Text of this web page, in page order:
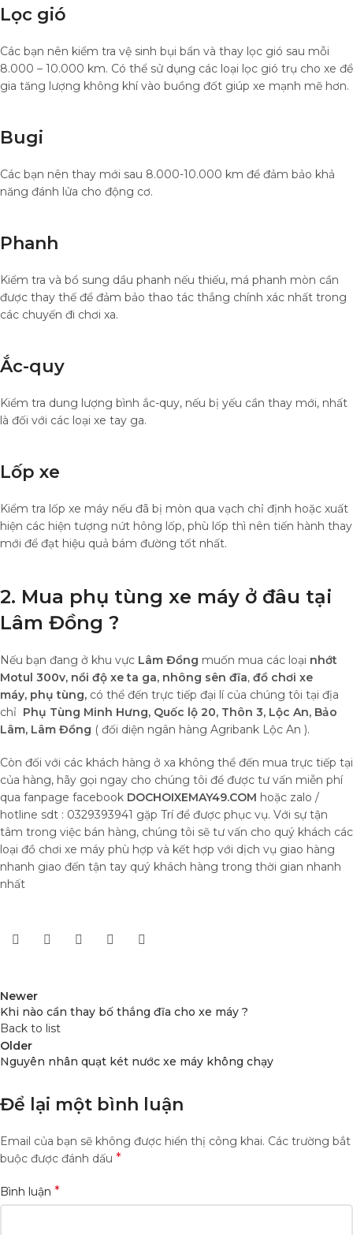
Lọc gió
Các bạn nên kiểm tra vệ sinh bụi bẩn và thay lọc gió sau mỗi
8.000 – 10.000 km. Có thể sử dụng các loại lọc gió trụ cho xe để
gia tăng lượng không khí vào buồng đốt giúp xe mạnh mẽ hơn.
Bugi
Các bạn nên thay mới sau 8.000-10.000 km để đảm bảo khả
năng đánh lửa cho động cơ.
Phanh
Kiểm tra và bổ sung dầu phanh nếu thiếu, má phanh mòn cần
được thay thế để đảm bảo thao tác thắng chính xác nhất trong
các chuyến đi chơi xa.
Ắc-quy
Kiểm tra dung lượng bình ắc-quy, nếu bị yếu cần thay mới, nhất
là đối với các loại xe tay ga.
Lốp xe
Kiểm tra lốp xe máy nếu đã bị mòn qua vạch chỉ định hoặc xuất
hiện các hiện tượng nứt hông lốp, phù lốp thì nên tiến hành thay
mới để đạt hiệu quả bám đường tốt nhất.
2. Mua phụ tùng xe máy ở đâu tại
Lâm Đồng ?
Nếu bạn đang ở khu vực Lâm Đồng muốn mua các loại nhớt
Motul 300v, nồi độ xe ta ga, nhông sên đĩa, đồ chơi xe
máy, phụ tùng, có thể đến trực tiếp đại lí của chúng tôi tại địa
chỉ Phụ Tùng Minh Hưng, Quốc lộ 20, Thôn 3, Lộc An, Bảo
Lâm, Lâm Đồng ( đối diện ngân hàng Agribank Lộc An ).
Còn đối với các khách hàng ở xa không thể đến mua trực tiếp tại
của hàng, hãy gọi ngay cho chúng tôi để được tư vấn miễn phí
qua fanpage facebook DOCHOIXEMAY49.COM hoặc zalo /
hotline sdt : 0329393941 gặp Trí để được phục vụ. Với sự tận
tâm trong việc bán hàng, chúng tôi sẽ tư vấn cho quý khách các
loại đồ chơi xe máy phù hợp và kết hợp với dịch vụ giao hàng
nhanh giao đến tận tay quý khách hàng trong thời gian nhanh
nhất
Newer
Khi nào cần thay bố thắng đĩa cho xe máy ?
Back to list
Older
Nguyên nhân quạt két nước xe máy không chạy
Để lại một bình luận
Email của bạn sẽ không được hiển thị công khai. Các trường bắt
buộc được đánh dấu *
Bình luận *